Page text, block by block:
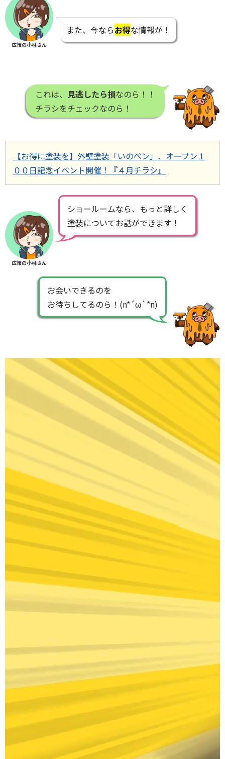
広報の小林さん
また、今ならお得な情報が！
これは、 見逃したら損なのら！！
チラシをチェックなのら！
【お得に塗装を】外壁塗装「いのペン」、オープン１
００日記念イベント開催！『４月チラシ』
広報の小林さん
ショールームなら、もっと詳しく
塗装についてお話ができます！
お会いできるのを
お待ちしてるのら！(n*´ω`*n)